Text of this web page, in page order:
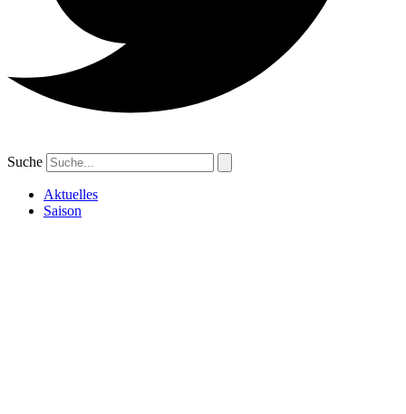
Suche
Aktuelles
Saison